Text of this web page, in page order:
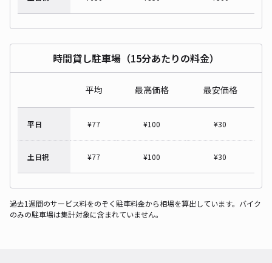
時間貸し駐車場（15分あたりの料金）
平均 最高価格 最安価格
平日 ¥77 ¥100 ¥30
土日祝 ¥77 ¥100 ¥30
過去1週間のサービス料をのぞく駐車料金から相場を算出しています。バイク
のみの駐車場は集計対象に含まれていません。